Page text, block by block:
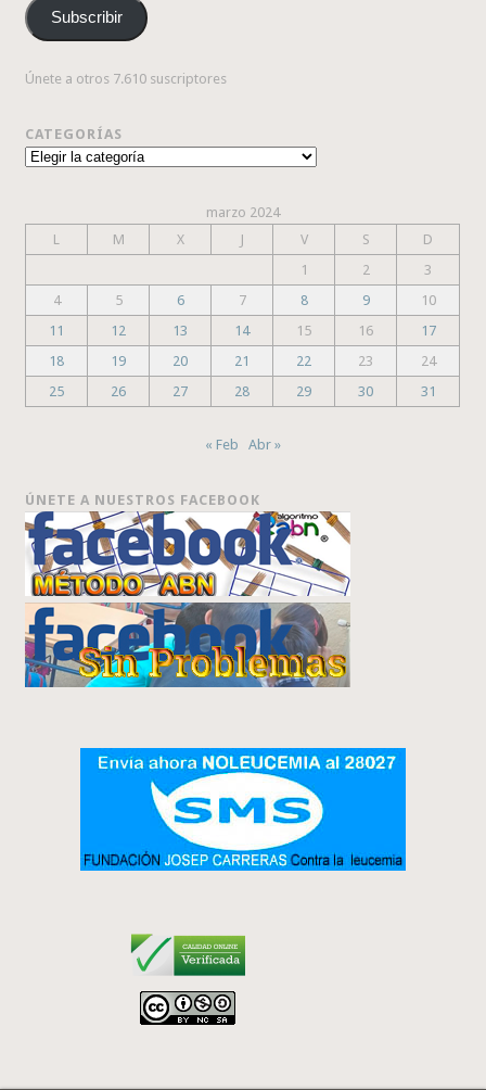
electrónico
Subscribir
Únete a otros 7.610 suscriptores
CATEGORÍAS
Categorías
marzo 2024
L
M X J V S
D
1
2
3
4
5 6 7 8 9
10
11
12 13 14 15 16
17
18
19 20 21 22 23
24
25
26 27 28 29 30 31
« Feb Abr »
ÚNETE A NUESTROS FACEBOOK